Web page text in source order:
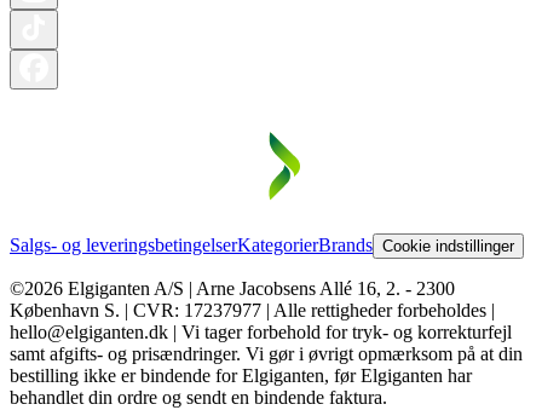
Salgs- og leveringsbetingelserKategorierBrands Cookie indstillinger
©2026 Elgiganten A/S | Arne Jacobsens Allé 16, 2. - 2300
København S. | CVR: 17237977 | Alle rettigheder forbeholdes |
hello@elgiganten.dk | Vi tager forbehold for tryk- og korrekturfejl
samt afgifts- og prisændringer. Vi gør i øvrigt opmærksom på at din
bestilling ikke er bindende for Elgiganten, før Elgiganten har
behandlet din ordre og sendt en bindende faktura.